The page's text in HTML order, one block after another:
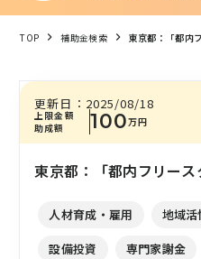
TOP 補助金検索 東京都：「都内
上限金額
助成額
100万円
更新日： 2025/08/18
東京都：「都内フリース
人材育成・雇用
地域活
設備投資
専門家謝金